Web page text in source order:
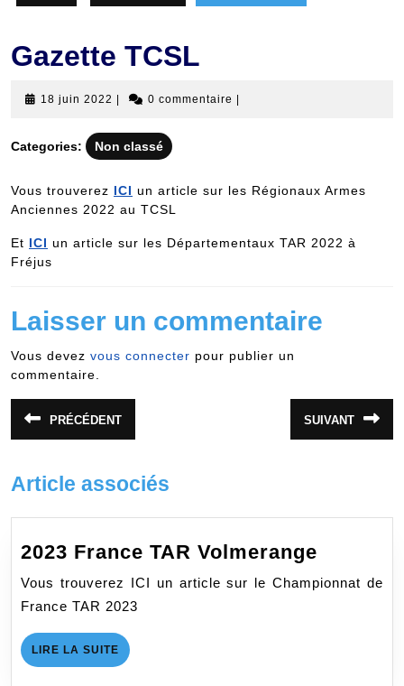
Gazette TCSL
18 juin 2022 18
0 commentaire
Categories: Non classé
Vous trouverez ICI un article sur les Régionaux Armes
Anciennes 2022 au TCSL
Et ICI un article sur les Départementaux TAR 2022 à
Fréjus
Laisser un commentaire
Vous devez vous connecter pour publier un
commentaire.
Navigation
de
PRÉCÉDENT
précédent
SUIVANT
suivant
Article associés
2023 France TAR Volmerange
France
Vous trouverez ICI un article sur le Championnat de
France TAR 2023
LIRE LA SUITE LIRE
LA